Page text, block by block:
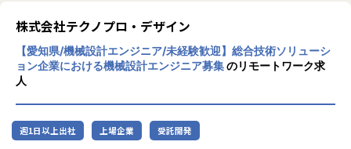
程プロジェクトの増加といった世の中で技術
者集団として価値提供を行うために、エンジ
ニアが生涯活躍できる環境を考え事業運営を
行っています。
株式会社テクノプロ・デザイン
【愛知県/機械設計エンジニア/未経験歓迎】総合技術ソリューシ
ョン企業における機械設計エンジニア募集のリモートワーク求
人
週1日以上出社 上場企業 受託開発